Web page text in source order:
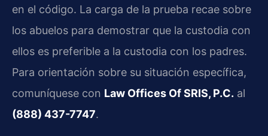
en el código. La carga de la prueba recae sobre
los abuelos para demostrar que la custodia con
ellos es preferible a la custodia con los padres.
Para orientación sobre su situación específica,
comuníquese con Law Offices Of SRIS, P.C. al
(888) 437-7747.